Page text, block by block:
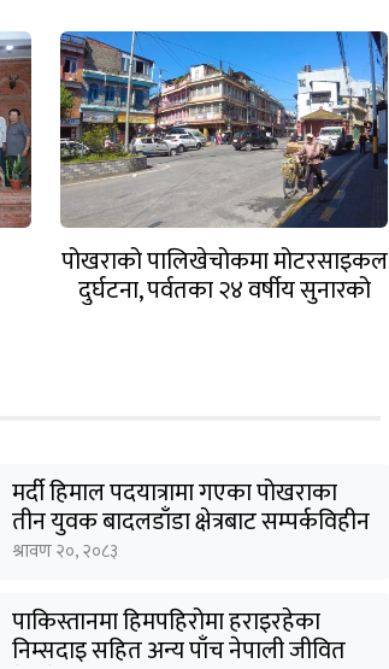
पोखराको पालिखेचोकमा मोटरसाइकल
दुर्घटना, पर्वतका २४ वर्षीय सुनारको
मर्दी हिमाल पदयात्रामा गएका पोखराका
तीन युवक बादलडाँडा क्षेत्रबाट सम्पर्कविहीन
श्रावण २०, २०८३
पाकिस्तानमा हिमपहिरोमा हराइरहेका
निम्सदाइ सहित अन्य पाँच नेपाली जीवित